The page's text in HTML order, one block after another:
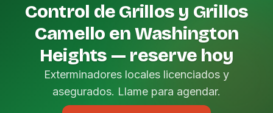
Control de Grillos y Grillos
Camello en Washington
Heights — reserve hoy
Exterminadores locales licenciados y
asegurados. Llame para agendar.